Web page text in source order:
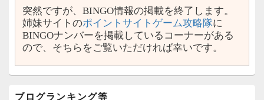
突然ですが、BINGO情報の掲載を終了します。
姉妹サイトのポイントサイトゲーム攻略隊に
BINGOナンバーを掲載しているコーナーがある
ので、そちらをご覧いただければ幸いです。
ブログランキング等